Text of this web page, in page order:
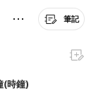
筆記
(時鐘)